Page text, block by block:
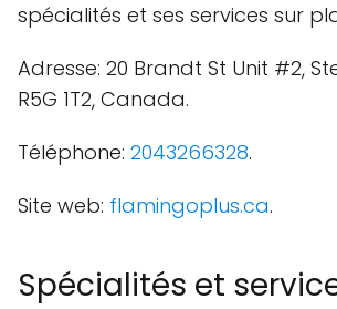
spécialités et ses services sur
Adresse: 20 Brandt St Unit #2,
R5G 1T2, Canada.
Téléphone: 2043266328.
Site web: flamingoplus.ca.
Spécialités et